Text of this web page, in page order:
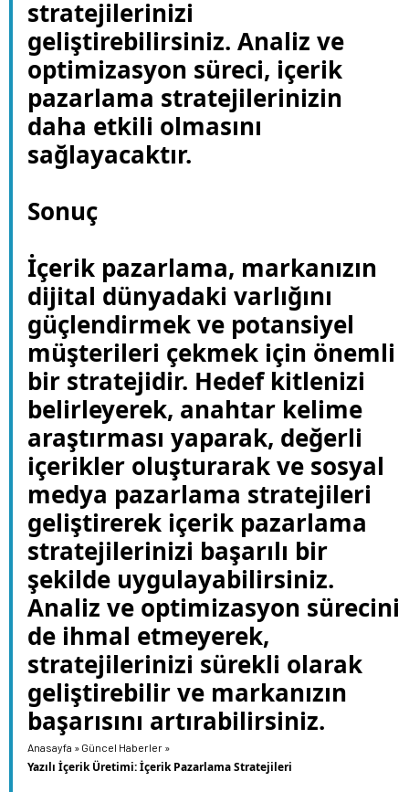
stratejilerinizi
geliştirebilirsiniz. Analiz ve
optimizasyon süreci, içerik
pazarlama stratejilerinizin
daha etkili olmasını
sağlayacaktır.
Sonuç
İçerik pazarlama, markanızın
dijital dünyadaki varlığını
güçlendirmek ve potansiyel
müşterileri çekmek için önemli
bir stratejidir. Hedef kitlenizi
belirleyerek, anahtar kelime
araştırması yaparak, değerli
içerikler oluşturarak ve sosyal
medya pazarlama stratejileri
geliştirerek içerik pazarlama
stratejilerinizi başarılı bir
şekilde uygulayabilirsiniz.
Analiz ve optimizasyon sürecini
de ihmal etmeyerek,
stratejilerinizi sürekli olarak
geliştirebilir ve markanızın
başarısını artırabilirsiniz.
Anasayfa » Güncel Haberler »
Yazılı İçerik Üretimi: İçerik Pazarlama Stratejileri